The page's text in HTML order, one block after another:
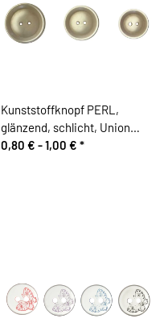
Kunststoffknopf PERL,
glänzend, schlicht, Union
Knopf
0,80 € -1,00 € *